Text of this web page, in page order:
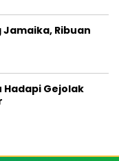
Ribuan
Hadapi Gejolak